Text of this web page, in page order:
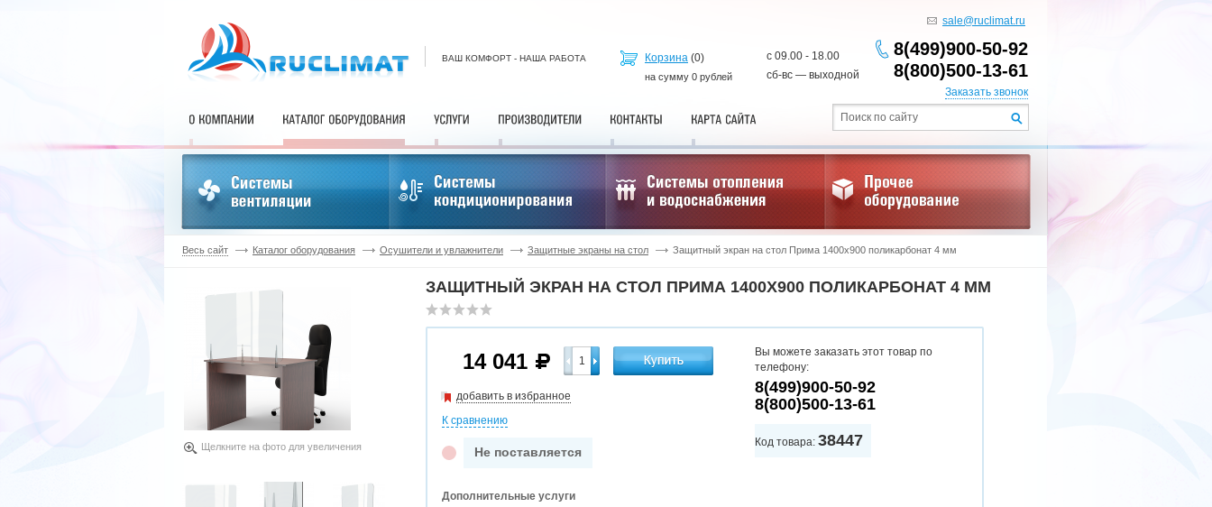
ВАШ КОМФОРТ - НАША РАБОТА Корзина (0)
на сумму 0 рублей
с 09.00 - 18.00
сб-вс — выходной
sale@ruclimat.ru
8(499)900-50-92
8(800)500-13-61
Заказать звонок
Весь сайт Каталог оборудования Осушители и увлажнители Защитные экраны на стол Защитный экран на стол Прима 1400x900 поликарбонат 4 мм
Щелкните на фото для увеличения
ЗАЩИТНЫЙ ЭКРАН НА СТОЛ ПРИМА 1400X900 ПОЛИКАРБОНАТ 4 ММ
14 041
добавить в избранное
К сравнению
Не поставляется
Вы можете заказать этот товар по
телефону:
8(499)900-50-92
8(800)500-13-61
Код товара: 38447
Дополнительные услуги